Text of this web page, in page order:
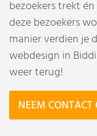
bezoekers trekt
deze bezoekers
manier verdien je
webdesign in
weer terug!
NEEM CONTACT